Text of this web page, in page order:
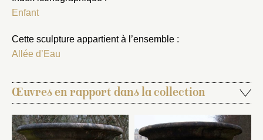
Enfant
Cette sculpture appartient à l’ensemble :
Allée d’Eau
Œuvres en rapport dans la collection